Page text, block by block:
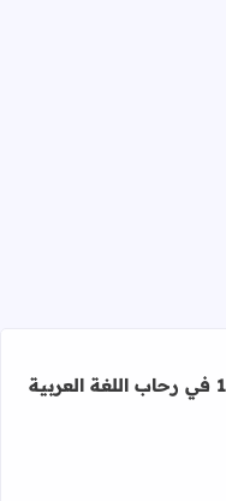
جذاذات الوحدة 1 في رحاب اللغة العربية